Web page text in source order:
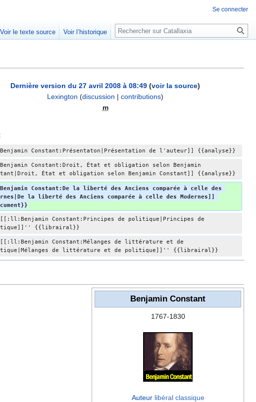
Dernière version du 27 avril 2008 à 08:49 (voir la source)
Lexington (discussion | contributions)
m
Constant:Présentaton|Présentation de l'auteur]] {{analyse}}
Constant:Droit, État et obligation selon Benjamin
État et obligation selon Benjamin Constant]] {{analyse}}
Constant:De la liberté des Anciens comparée à celle des
la liberté des Anciens comparée à celle des Modernes]]
Constant:Principes de politique|Principes de
{{librairal}}
Constant:Mélanges de littérature et de
de littérature et de politique]]'' {{librairal}}
Benjamin Constant
1767-1830
Auteur libéral classique
Se connecter
Voir le texte source Voir l’historique Rechercher